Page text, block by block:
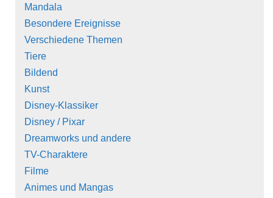
Mandala
Besondere Ereignisse
Verschiedene Themen
Tiere
Bildend
Kunst
Disney-Klassiker
Disney / Pixar
Dreamworks und andere
TV-Charaktere
Filme
Animes und Mangas